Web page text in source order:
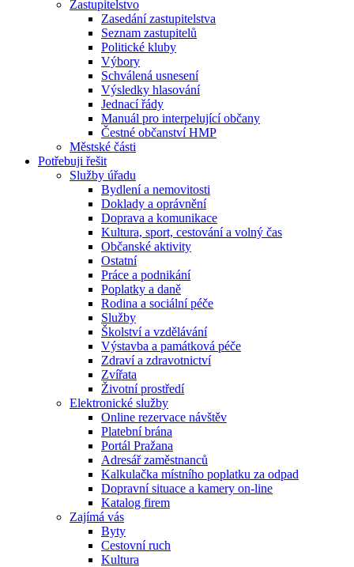
Zastupitelstvo
Zasedání zastupitelstva
Seznam zastupitelů
Politické kluby
Výbory
Schválená usnesení
Výsledky hlasování
Jednací řády
Manuál pro interpelující občany
Čestné občanství HMP
Městské části
Potřebuji řešit
Služby úřadu
Bydlení a nemovitosti
Doklady a oprávnění
Doprava a komunikace
Kultura, sport, cestování a volný čas
Občanské aktivity
Ostatní
Práce a podnikání
Poplatky a daně
Rodina a sociální péče
Služby
Školství a vzdělávání
Výstavba a památková péče
Zdraví a zdravotnictví
Zvířata
Životní prostředí
Elektronické služby
Online rezervace návštěv
Platební brána
Portál Pražana
Adresář zaměstnanců
Kalkulačka místního poplatku za odpad
Dopravní situace a kamery on-line
Katalog firem
Zajímá vás
Byty
Cestovní ruch
Kultura